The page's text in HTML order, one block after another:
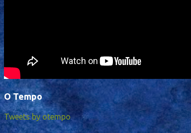
O Tempo
Tweets by otempo